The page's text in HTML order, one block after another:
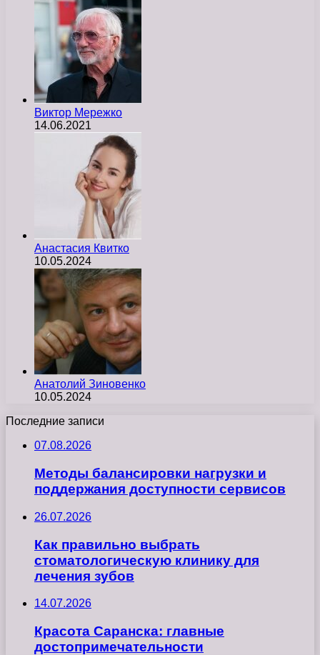
Виктор Мережко
14.06.2021
Анастасия Квитко
10.05.2024
Анатолий Зиновенко
10.05.2024
Последние записи
07.08.2026
Методы балансировки нагрузки и
поддержания доступности сервисов
26.07.2026
Как правильно выбрать
стоматологическую клинику для
лечения зубов
14.07.2026
Красота Саранска: главные
достопримечательности